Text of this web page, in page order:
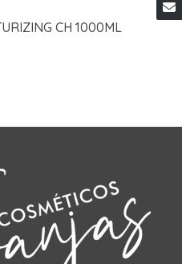
CH 1000ML